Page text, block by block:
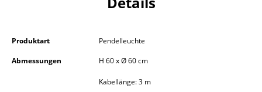
Bücherregale
Wandregale
Sideboards & Kommoden
Produktart
Pendelleuchte
Abmessungen
H 60 x Ø 60 cm
Kabellänge: 3 m